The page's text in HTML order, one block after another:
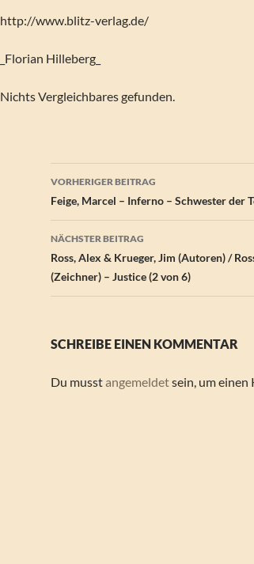
http://www.blitz-verlag.de/
_Florian Hilleberg_
Nichts Vergleichbares gefunden.
Beitragsnavigation
VORHERIGER BEITRAG
Feige, Marcel – Inferno – Schwester der
NÄCHSTER BEITRAG
Ross, Alex & Krueger, Jim (Autoren) /
(Zeichner) – Justice (2 von 6)
SCHREIBE EINEN KOMMENTAR
Du musstangemeldetsein, um einen